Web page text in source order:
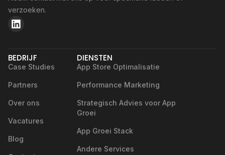
verzoeken.
BEDRIJF
Case Studies
Partners
Over ons
Vacatures
Blog
DIENSTEN
App Store Optimalisatie
Performance Marketing
Strategisch Advies voor App
Groei
App Groei Stack
Andere Services